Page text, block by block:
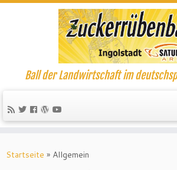
Ball der Landwirtschaft im
Startseite » Allgemein